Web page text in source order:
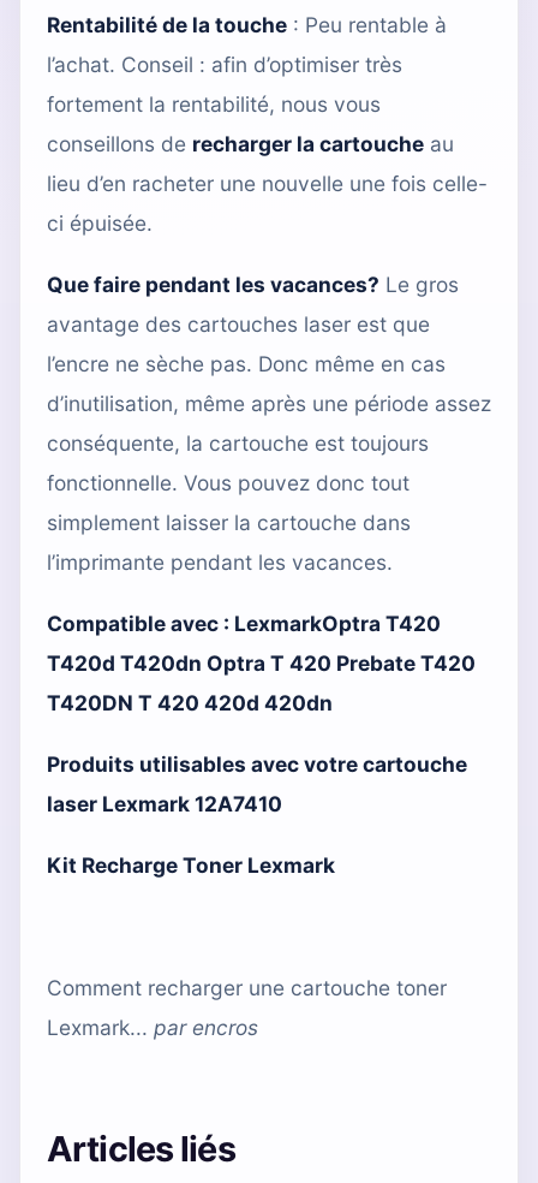
Rentabilité de la touche : Peu rentable à
l’achat. Conseil : afin d’optimiser très
fortement la rentabilité, nous vous
conseillons de recharger la cartouche au
lieu d’en racheter une nouvelle une fois celle-
ci épuisée.
Que faire pendant les vacances? Le gros
avantage des cartouches laser est que
l’encre ne sèche pas. Donc même en cas
d’inutilisation, même après une période assez
conséquente, la cartouche est toujours
fonctionnelle. Vous pouvez donc tout
simplement laisser la cartouche dans
l’imprimante pendant les vacances.
Compatible avec : LexmarkOptra T420
T420d T420dn Optra T 420 Prebate T420
T420DN T 420 420d 420dn
Produits utilisables avec votre cartouche
laser Lexmark 12A7410
Kit Recharge Toner Lexmark
Comment recharger une cartouche toner
Lexmark... parencros
Articles liés